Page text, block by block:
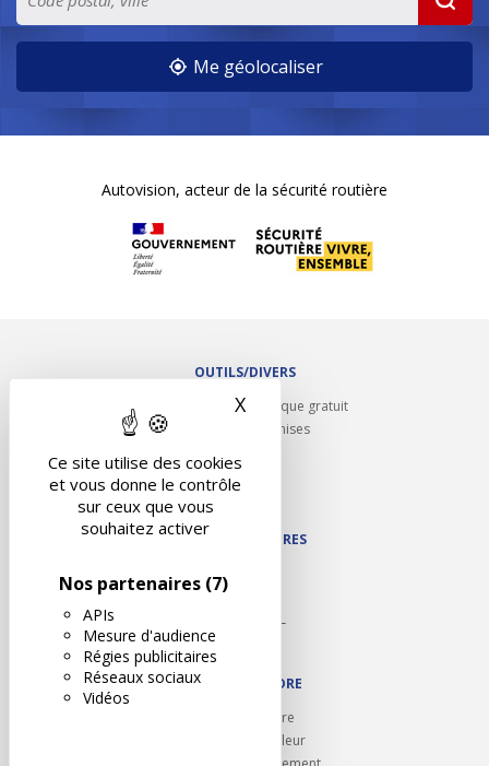
Ce site utilise des cookies
et vous donne le contrôle
sur ceux que vous
souhaitez activer
Nos partenaires (7)
APIs
Mesure d'audience
Régies publicitaires
Réseaux sociaux
Vidéos
X Masquer le bandeau des
Me géolocaliser
Autovision, acteur de la sécurité routière
OUTILS/DIVERS
Rappel contrôle technique gratuit
Partenariats/Remises
Contact
NOS PARTENAIRES
Autodidact
Karoil
Autovision PL
Motovision
NOUS REJOINDRE
Ouvrir un centre
Devenez contrôleur